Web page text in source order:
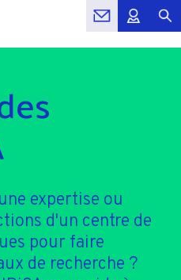
expertise ou
d'un centre de
pour faire
de recherche ?